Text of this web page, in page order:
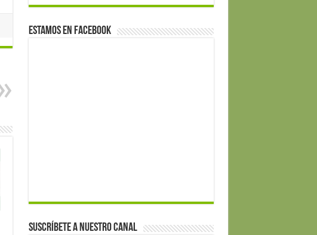
Estamos en Facebook
Suscríbete a nuestro canal